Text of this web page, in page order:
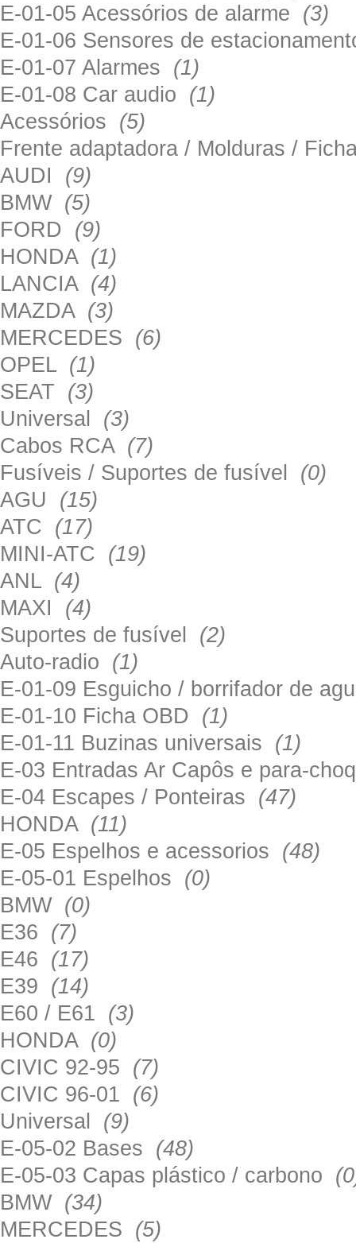
E-01-05 Acessórios de alarme (3)
E-01-06 Sensores de
E-01-07 Alarmes (1)
E-01-08 Car audio (1)
Acessórios (5)
Frente adaptadora / Molduras /
AUDI (9)
BMW (5)
FORD (9)
HONDA (1)
LANCIA (4)
MAZDA (3)
MERCEDES (6)
OPEL (1)
SEAT (3)
Universal (3)
Cabos RCA (7)
Fusíveis / Suportes de fusível (0)
AGU (15)
ATC (17)
MINI-ATC (19)
ANL (4)
MAXI (4)
Suportes de fusível (2)
Auto-radio (1)
E-01-09 Esguicho / borrifador de
E-01-10 Ficha OBD (1)
E-01-11 Buzinas universais (1)
E-03 Entradas Ar Capôs e para-
E-04 Escapes / Ponteiras (47)
HONDA (11)
E-05 Espelhos e acessorios (48)
E-05-01 Espelhos (0)
BMW (0)
E36 (7)
E46 (17)
E39 (14)
E60 / E61 (3)
HONDA (0)
CIVIC 92-95 (7)
CIVIC 96-01 (6)
Universal (9)
E-05-02 Bases (48)
E-05-03 Capas plástico / carbono
BMW (34)
MERCEDES (5)